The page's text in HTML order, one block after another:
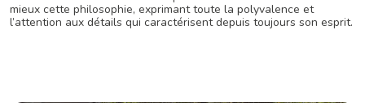
mieux cette philosophie, exprimant toute la polyvalence et
l’attention aux détails qui caractérisent depuis toujours son esprit.